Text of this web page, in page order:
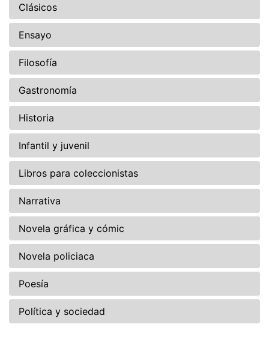
Clásicos
Ensayo
Filosofía
Gastronomía
Historia
Infantil y juvenil
Libros para coleccionistas
Narrativa
Novela gráfica y cómic
Novela policiaca
Poesía
Política y sociedad